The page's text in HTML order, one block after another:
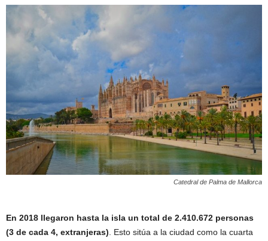
Catedral de Palma de Mallorca
En 2018 llegaron hasta la isla un total de 2.410.672 personas
(3 de cada 4, extranjeras) . Esto sitúa a la ciudad como la cuarta